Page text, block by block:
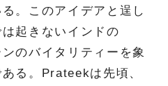
。このアイデアと逞し
起きないインドの
のバイタリティーを象
る。Prateekは先頃、